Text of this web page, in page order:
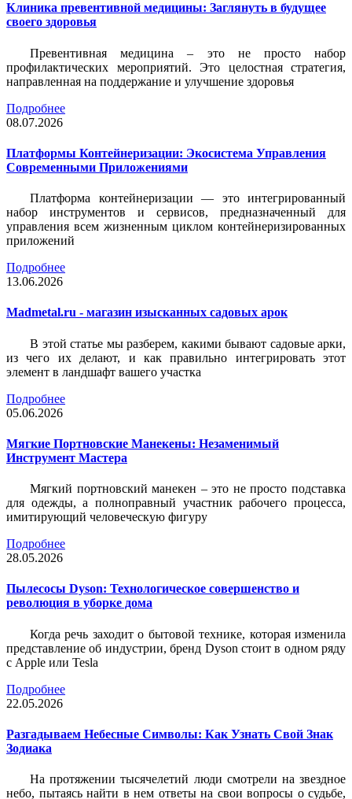
Клиника превентивной медицины: Заглянуть в будущее
своего здоровья
Превентивная медицина – это не просто набор
профилактических мероприятий. Это целостная стратегия,
направленная на поддержание и улучшение здоровья
Подробнее
08.07.2026
Платформы Контейнеризации: Экосистема Управления
Современными Приложениями
Платформа контейнеризации — это интегрированный
набор инструментов и сервисов, предназначенный для
управления всем жизненным циклом контейнеризированных
приложений
Подробнее
13.06.2026
Madmetal.ru - магазин изысканных садовых арок
В этой статье мы разберем, какими бывают садовые арки,
из чего их делают, и как правильно интегрировать этот
элемент в ландшафт вашего участка
Подробнее
05.06.2026
Мягкие Портновские Манекены: Незаменимый
Инструмент Мастера
Мягкий портновский манекен – это не просто подставка
для одежды, а полноправный участник рабочего процесса,
имитирующий человеческую фигуру
Подробнее
28.05.2026
Пылесосы Dyson: Технологическое совершенство и
революция в уборке дома
Когда речь заходит о бытовой технике, которая изменила
представление об индустрии, бренд Dyson стоит в одном ряду
с Apple или Tesla
Подробнее
22.05.2026
Разгадываем Небесные Символы: Как Узнать Свой Знак
Зодиака
На протяжении тысячелетий люди смотрели на звездное
небо, пытаясь найти в нем ответы на свои вопросы о судьбе,